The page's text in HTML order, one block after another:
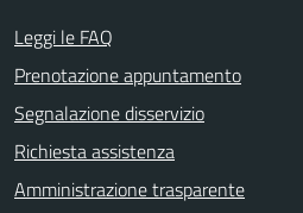
Leggi le FAQ
Prenotazione appuntamento
Segnalazione disservizio
Richiesta assistenza
Amministrazione trasparente